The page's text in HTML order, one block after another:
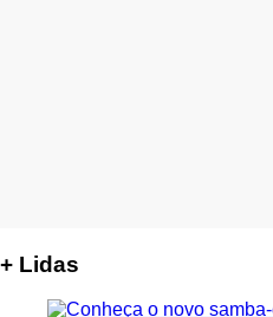
+ Lidas